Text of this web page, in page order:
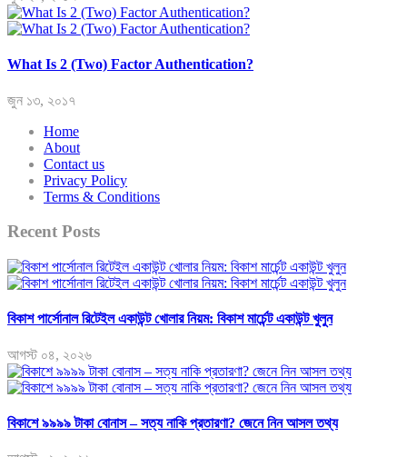
What Is 2 (Two) Factor Authentication?
জুন ১৩, ২০১৭
Home
About
Contact us
Privacy Policy
Terms & Conditions
Recent Posts
বিকাশ পার্সোনাল রিটেইল একাউন্ট খোলার নিয়ম: বিকাশ মার্চেন্ট একাউন্ট খুলুন
আগস্ট ০৪, ২০২৬
বিকাশে ৯৯৯৯ টাকা বোনাস – সত্য নাকি প্রতারণা? জেনে নিন আসল তথ্য